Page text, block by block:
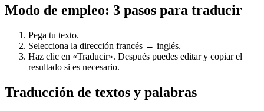
Modo de empleo: 3 pasos para traducir
Pega tu texto.
Selecciona la dirección francés ↔ inglés.
Haz clic en «Traducir». Después puedes editar y copiar el
resultado si es necesario.
Traducción de textos y palabras